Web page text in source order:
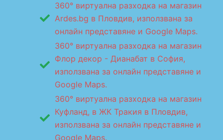
360° виртуална разходка на магазин
Ardes.bg в Пловдив, използвана за
онлайн представяне и Google Maps.
360° виртуална разходка на магазин
Флор декор - Дианабат в София,
използвана за онлайн представяне и
Google Maps.
360° виртуална разходка на магазин
Куфланд, в ЖК Тракия в Пловдив,
използвана за онлайн представяне и
Google Maps.